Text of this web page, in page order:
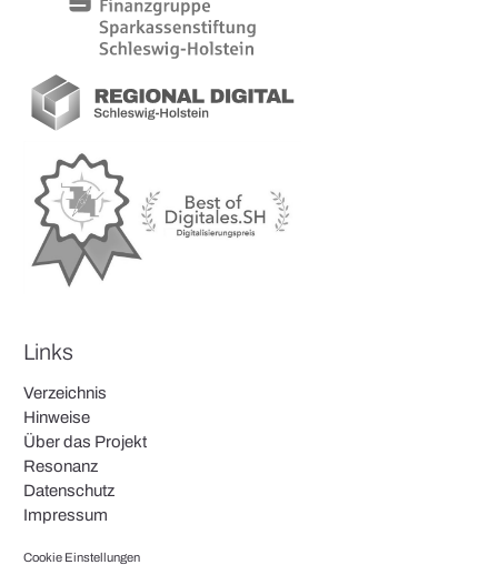
Links
Verzeichnis
Hinweise
Über das Projekt
Resonanz
Datenschutz
Impressum
Cookie Einstellungen